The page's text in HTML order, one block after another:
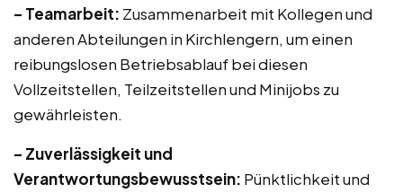
– Teamarbeit: Zusammenarbeit mit Kollegen und
anderen Abteilungen in Kirchlengern, um einen
reibungslosen Betriebsablauf bei diesen
Vollzeitstellen, Teilzeitstellen und Minijobs zu
gewährleisten.
– Zuverlässigkeit und
Verantwortungsbewusstsein: Pünktlichkeit und